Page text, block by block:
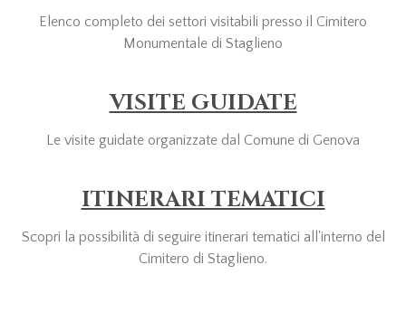
Elenco completo dei settori visitabili presso il Cimitero
Monumentale di Staglieno
VISITE GUIDATE
Le visite guidate organizzate dal Comune di Genova
ITINERARI TEMATICI
Scopri la possibilità di seguire itinerari tematici all'interno del
Cimitero di Staglieno.